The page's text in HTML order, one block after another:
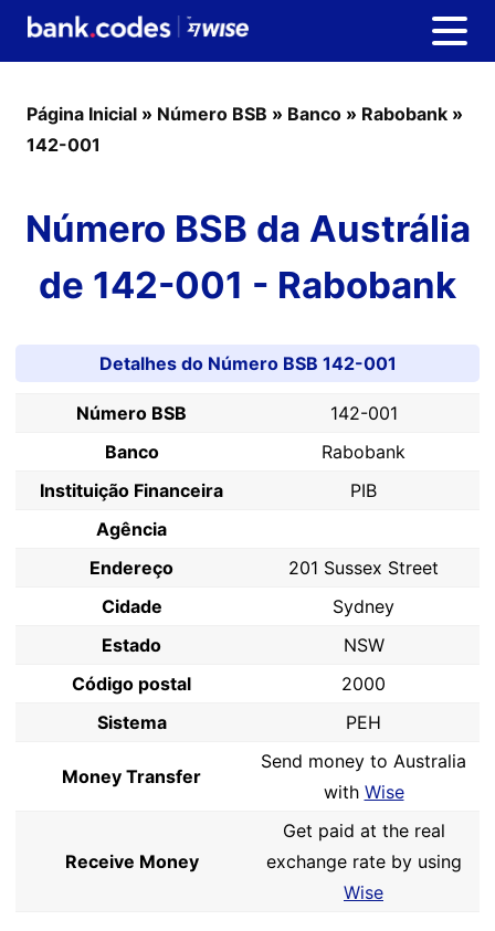
Página Inicial » Número BSB » Banco » Rabobank »
142-001
Número BSB da Austrália
de 142-001 - Rabobank
Detalhes do Número BSB 142-001
Número BSB
142-001
Banco
Rabobank
Instituição Financeira
PIB
Agência
Endereço
201 Sussex Street
Cidade
Sydney
Estado
NSW
Código postal
2000
Sistema
PEH
Money Transfer
Send money to Australia
with Wise
Receive Money
Get paid at the real
exchange rate by using
Wise